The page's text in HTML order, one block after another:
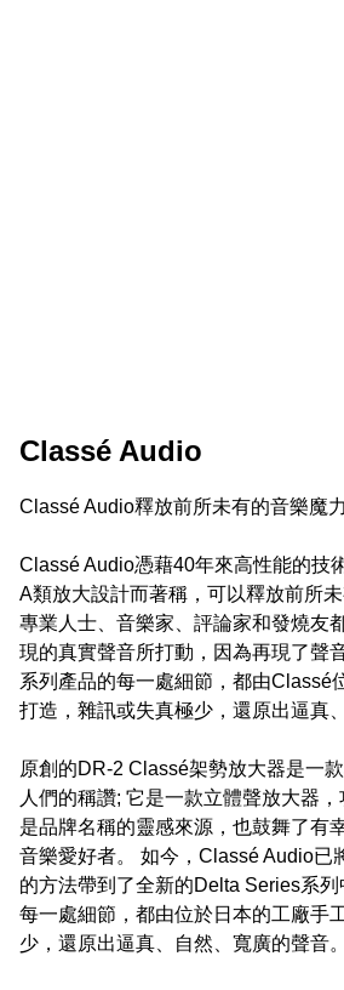
Classé Audio
Classé Audio釋放前所未有的音樂魔力
Classé Audio憑藉40年來高性能的技
A類放大設計而著稱，可以釋放前所
專業人士、音樂家、評論家和發燒友
現的真實聲音所打動，因為再現了聲
系列產品的每一處細節，都由Classé
打造，雜訊或失真極少，還原出逼真
原創的DR-2 Classé架勢放大器是一
人們的稱讚; 它是一款立體聲放大器
是品牌名稱的靈感來源，也鼓舞了有
音樂愛好者。 如今，Classé Audio已
的方法帶到了全新的Delta Series系
每一處細節，都由位於日本的工廠手
少，還原出逼真、自然、寬廣的聲音。